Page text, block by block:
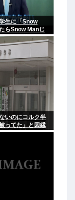
生に「Snow
らSnow Manじ
天皇を熱弁www
いのにコルク半
ってた」と因縁
らと父親(37)逮